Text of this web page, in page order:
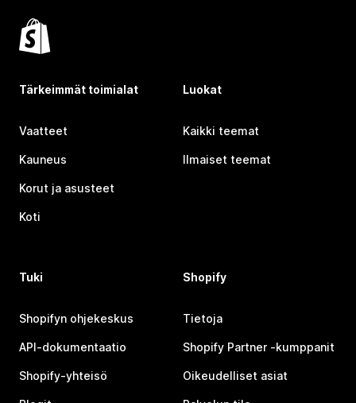
Tärkeimmät toimialat
Vaatteet
Kauneus
Korut ja asusteet
Koti
Luokat
Kaikki teemat
Ilmaiset teemat
Tuki
Shopifyn ohjekeskus
API-dokumentaatio
Shopify-yhteisö
Shopify
Tietoja
Shopify Partner ‑kumppanit
Oikeudelliset asiat